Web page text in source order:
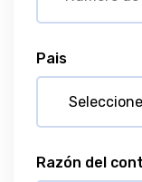
Pais
Razón del